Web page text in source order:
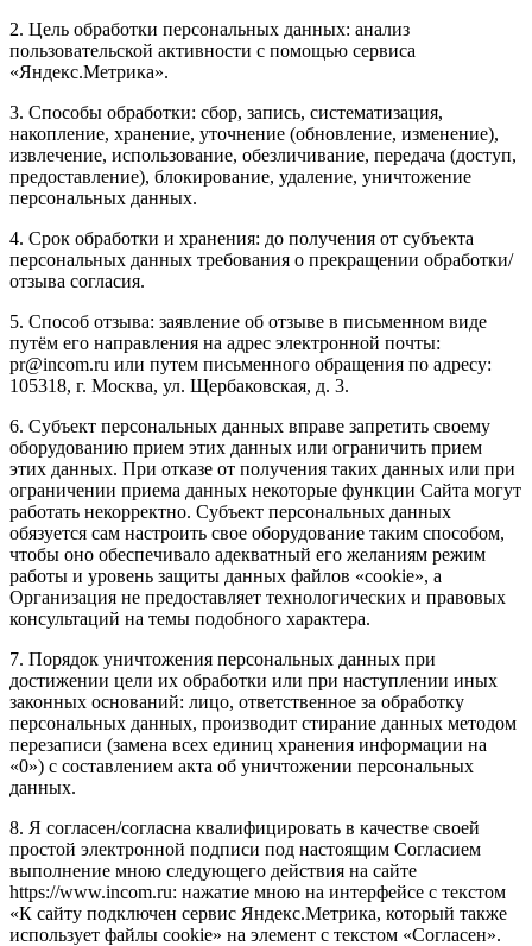
2. Цель обработки персональных данных: анализ
пользовательской активности с помощью сервиса
«Яндекс.Метрика».
3. Способы обработки: сбор, запись, систематизация,
накопление, хранение, уточнение (обновление, изменение),
извлечение, использование, обезличивание, передача (доступ,
предоставление), блокирование, удаление, уничтожение
персональных данных.
4. Срок обработки и хранения: до получения от субъекта
персональных данных требования о прекращении обработки/
отзыва согласия.
5. Способ отзыва: заявление об отзыве в письменном виде
путём его направления на адрес электронной почты:
pr@incom.ru или путем письменного обращения по адресу:
105318, г. Москва, ул. Щербаковская, д. 3.
6. Субъект персональных данных вправе запретить своему
оборудованию прием этих данных или ограничить прием
этих данных. При отказе от получения таких данных или при
ограничении приема данных некоторые функции Сайта могут
работать некорректно. Субъект персональных данных
обязуется сам настроить свое оборудование таким способом,
чтобы оно обеспечивало адекватный его желаниям режим
работы и уровень защиты данных файлов «cookie», а
Организация не предоставляет технологических и правовых
консультаций на темы подобного характера.
7. Порядок уничтожения персональных данных при
достижении цели их обработки или при наступлении иных
законных оснований: лицо, ответственное за обработку
персональных данных, производит стирание данных методом
перезаписи (замена всех единиц хранения информации на
«0») с составлением акта об уничтожении персональных
данных.
8. Я согласен/согласна квалифицировать в качестве своей
простой электронной подписи под настоящим Согласием
выполнение мною следующего действия на сайте
https://www.incom.ru: нажатие мною на интерфейсе с текстом
«К сайту подключен сервис Яндекс.Метрика, который также
использует файлы cookie» на элемент с текстом «Согласен».